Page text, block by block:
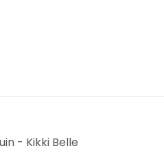
- Kikki Belle